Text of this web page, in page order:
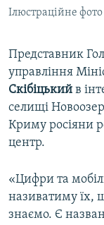
Усі сайти
Ілюстраційне фото
Представник
управління
Скібіцький в
селищі
Криму росіяни
центр.
«Цифри та
називатиму їх,
знаємо. Є